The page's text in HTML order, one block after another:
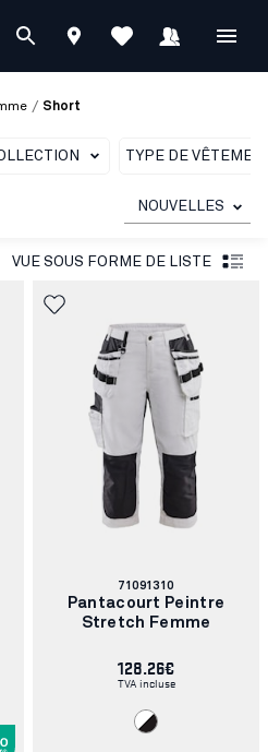
/ Short
TYPE DE
NOUVELLES
VUE SOUS FORME DE LISTE
Numéro
d'article:
71091310
Pantacourt Peintre
Stretch Femme
128.26€
TVA incluse